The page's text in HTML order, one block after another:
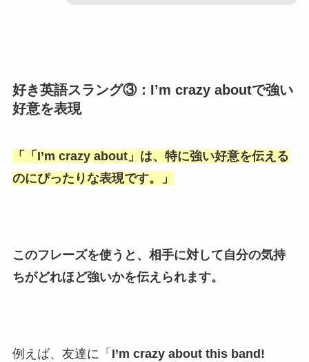
好き英語スラング③：I’m crazy aboutで強い
好意を表現
「 「I’m crazy about」は、特に強い好意を伝える
のにぴったりな表現です。」
このフレーズを使うと、相手に対して自分の気持
ちがどれほど強いかを伝えられます。
例えば、友達に「 I’m crazy about this band!